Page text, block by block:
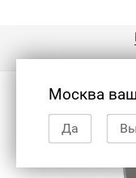
Москва
Да